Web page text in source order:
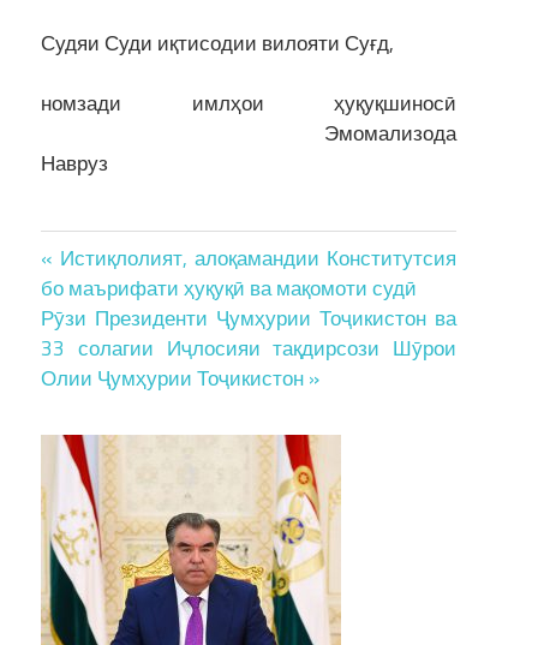
Судяи Суди иқтисодии вилояти Суғд,
номзади имлҳои ҳуқуқшиносӣ
Эмомализода
Навруз
Post
navigation
« Истиқлолият, алоқамандии Конститутсия
бо маърифати ҳуқуқӣ ва мақомоти судӣ
Рӯзи Президенти Ҷумҳурии Тоҷикистон ва
33 солагии Иҷлосияи тақдирсози Шӯрои
Олии Ҷумҳурии Тоҷикистон »